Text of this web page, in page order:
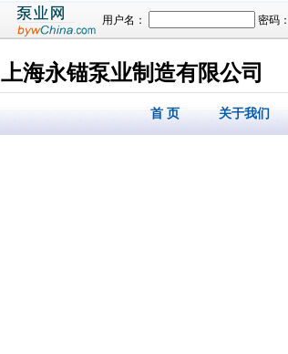
用户名： 密码：
上海永锚泵业制造有限公司
首 页 关于我们